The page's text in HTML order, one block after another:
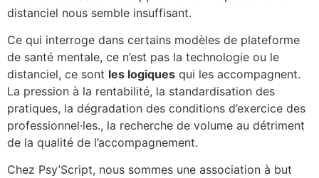
distanciel nous semble insuffisant.
Ce qui interroge dans certains modèles de plateforme
de santé mentale, ce n’est pas la technologie ou le
distanciel, ce sont les logiques qui les accompagnent.
La pression à la rentabilité, la standardisation des
pratiques, la dégradation des conditions d’exercice des
professionnel·les., la recherche de volume au détriment
de la qualité de l’accompagnement.
Chez Psy’Script, nous sommes une association à but